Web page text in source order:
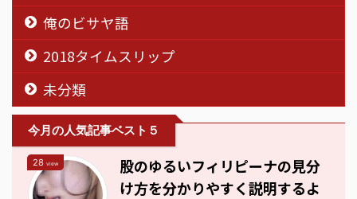
俺のビサヤ語
2018タイムスリップ
未分類
今月の人気記事ベスト５
28 view
股のゆるいフィリピーナの見分
け方を分かりやすく説明するよ